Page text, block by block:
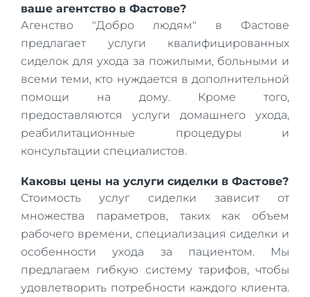
ваше агентство в Фастове?
Агенство "Добро людям" в Фастове
предлагает услуги квалифицированных
сиделок для ухода за пожилыми, больными и
всеми теми, кто нуждается в дополнительной
помощи на дому. Кроме того,
предоставляются услуги домашнего ухода,
реабилитационные процедуры и
консультации специалистов.
Каковы цены на услуги сиделки в Фастове?
Стоимость услуг сиделки зависит от
множества параметров, таких как объем
рабочего времени, специализация сиделки и
особенности ухода за пациентом. Мы
предлагаем гибкую систему тарифов, чтобы
удовлетворить потребности каждого клиента.